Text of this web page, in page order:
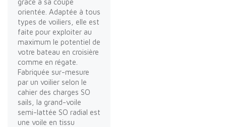
grace à sa coupe
orientée. Adaptée à tous
types de voiliers, elle est
faite pour exploiter au
maximum le potentiel de
votre bateau en croisière
comme en régate.
Fabriquée sur-mesure
par un voilier selon le
cahier des charges SO
sails, la grand-voile
semi-lattée SO radial est
une voile en tissu